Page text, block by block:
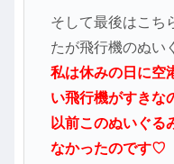
そして最後はこち
たが飛行機のぬい
私は休みの日に空
い飛行機がすきな
以前このぬいぐる
なかったのです♡